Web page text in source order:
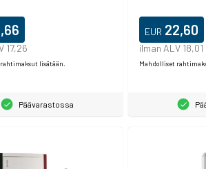
17,26
lisätään.
Päävarastossa
EUR 22,60
ilman ALV 18,01
Mahdolliset